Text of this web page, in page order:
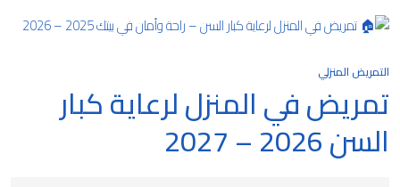
التمريض المنزلي
تمريض في المنزل لرعاية كبار
السن 2026 – 2027